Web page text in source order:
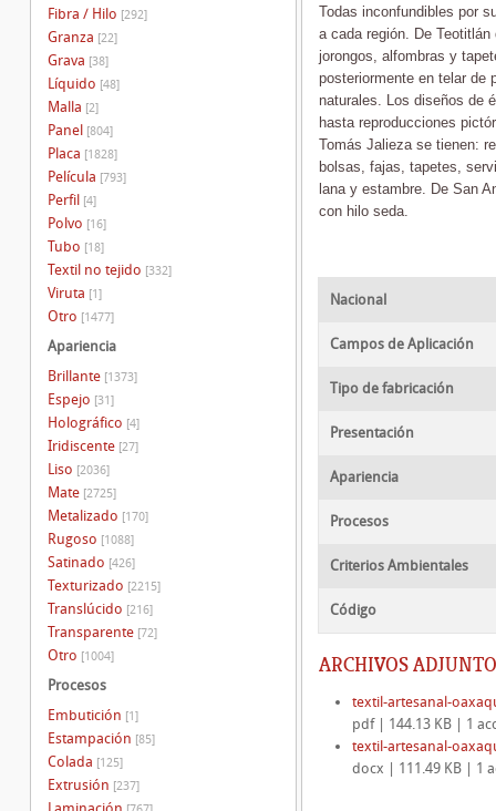
Todas inconfundibles por
a cada región. De
jorongos, alfombras y
posteriormente en telar de
naturales. Los diseños de
hasta reproducciones
Tomás Jalieza se tienen:
bolsas, fajas, tapetes,
lana y estambre. De San
con hilo seda.
Nacional
Campos de Aplicación
Tipo de fabricación
Presentación
Apariencia
Procesos
Criterios Ambientales
Código
ARCHIVOS
textil-artesanal-
pdf | 144.13 KB | 1
textil-artesanal-
docx | 111.49 KB | 1
Fibra / Hilo [292]
Granza [22]
Grava [38]
Líquido [48]
Malla [2]
Panel [804]
Placa [1828]
Película [793]
Perfil [4]
Polvo [16]
Tubo [18]
Textil no tejido [332]
Viruta [1]
Otro [1477]
Apariencia
Brillante [1373]
Espejo [31]
Holográfico [4]
Iridiscente [27]
Liso [2036]
Mate [2725]
Metalizado [170]
Rugoso [1088]
Satinado [426]
Texturizado [2215]
Translúcido [216]
Transparente [72]
Otro [1004]
Procesos
Embutición [1]
Estampación [85]
Colada [125]
Extrusión [237]
Laminación